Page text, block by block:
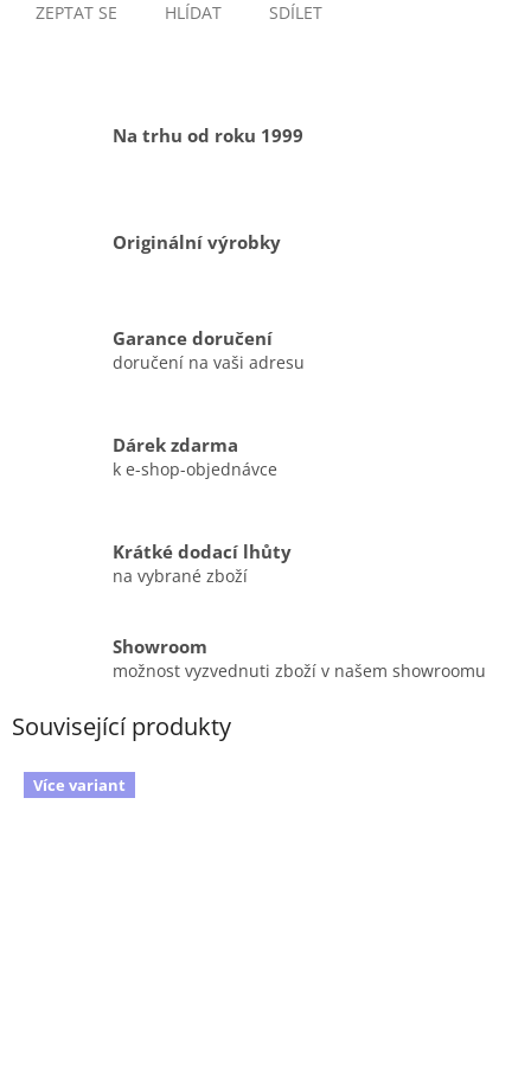
ZEPTAT SE HLÍDAT SDÍLET
Na trhu od roku 1999
Originální výrobky
Garance doručení
doručení na vaši adresu
Dárek zdarma
k e-shop-objednávce
Krátké dodací lhůty
na vybrané zboží
Showroom
možnost vyzvednuti zboží v našem showroomu
Související produkty
Více variant